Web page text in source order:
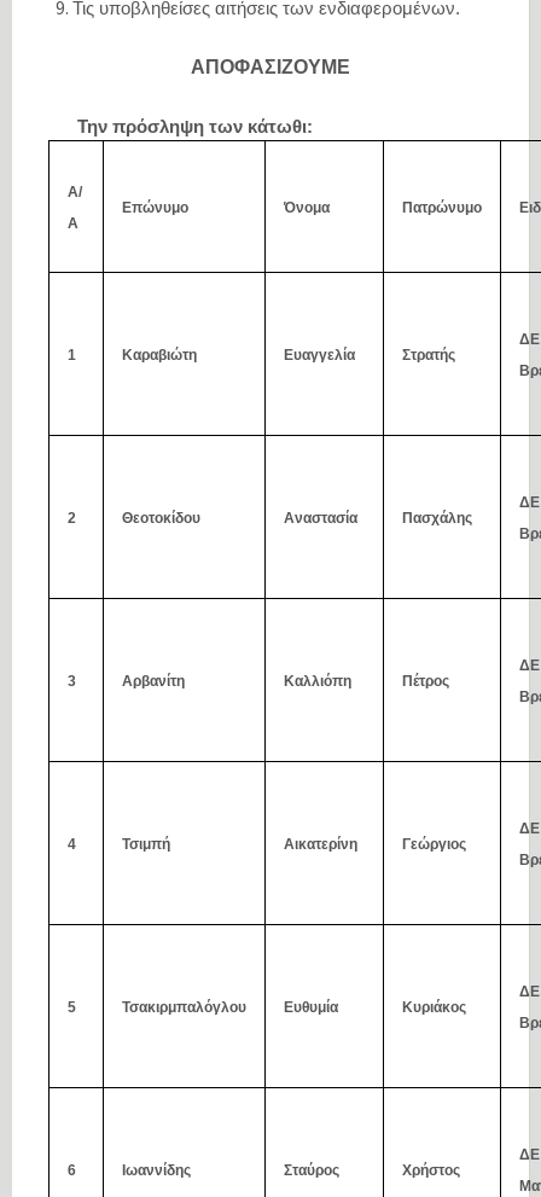
Τις υποβληθείσες αιτήσεις των ενδιαφερομένων.
ΑΠΟΦΑΣΙΖΟΥΜΕ
Την πρόσληψη των κάτωθι:
Α/
Α
Επώνυμο Όνομα Πατρώνυμο
1 Καραβιώτη Ευαγγελία Στρατής
ΔΕ
2 Θεοτοκίδου Αναστασία Πασχάλης
ΔΕ
3 Αρβανίτη Καλλιόπη Πέτρος
ΔΕ
4 Τσιμπή Αικατερίνη Γεώργιος
ΔΕ
5 Τσακιρμπαλόγλου Ευθυμία Κυριάκος
ΔΕ
6 Ιωαννίδης Σταύρος Χρήστος
ΔΕ